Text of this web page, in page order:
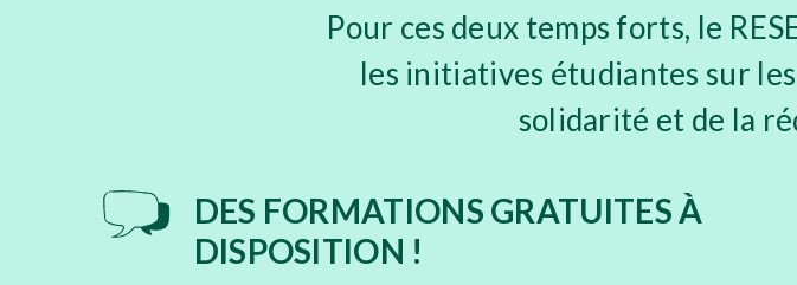
Pour ces deux temps forts, le
les initiatives étudiantes sur
solidarité et de la
DES FORMATIONS GRATUITES À
DISPOSITION !